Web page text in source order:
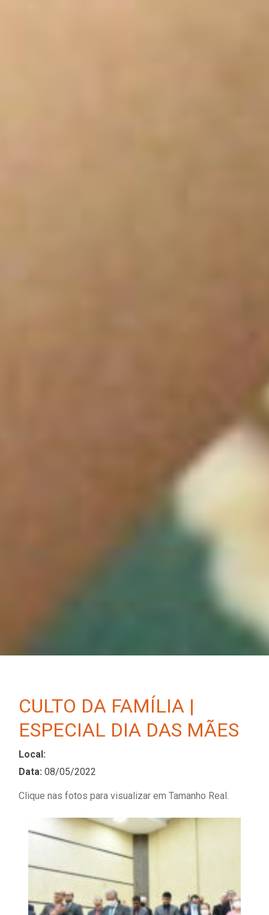
CULTO DA FAMÍLIA |
ESPECIAL DIA DAS MÃES
Local:
Data: 08/05/2022
Clique nas fotos para visualizar em Tamanho Real.